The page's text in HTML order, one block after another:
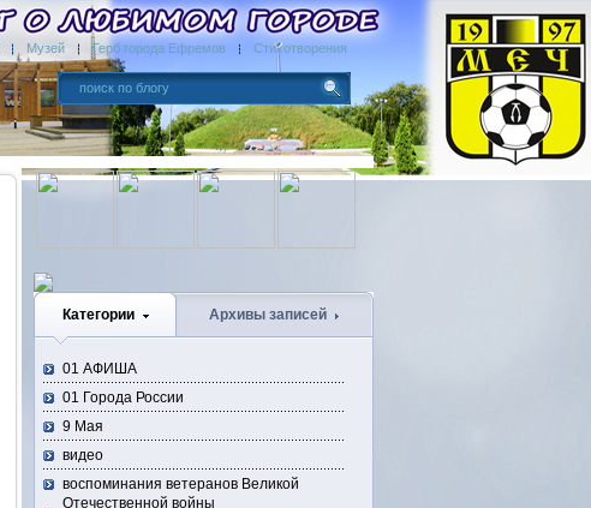
Музей Герб города Ефремов Стихотворения
Категории Архивы записей
01 АФИША
01 Города России
9 Мая
видео
воспоминания ветеранов Великой
Отечественной войны